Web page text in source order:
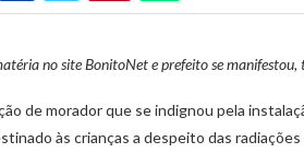
no site BonitoNet e prefeito se manifestou,
de morador que se indignou pela
às crianças a despeito das